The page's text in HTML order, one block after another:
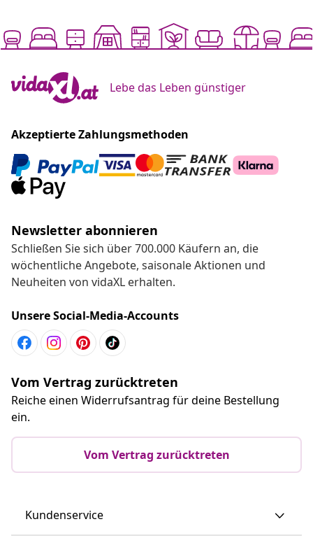
Lebe das Leben günstiger
Akzeptierte Zahlungsmethoden
Newsletter abonnieren
Schließen Sie sich über 700.000 Käufern an, die
wöchentliche Angebote, saisonale Aktionen und
Neuheiten von vidaXL erhalten.
Unsere Social-Media-Accounts
Vom Vertrag zurücktreten
Reiche einen Widerrufsantrag für deine Bestellung
ein.
Vom Vertrag zurücktreten
Kundenservice